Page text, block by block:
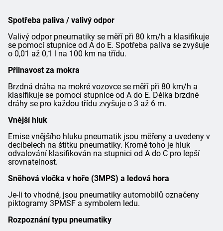
Spotřeba paliva / valivý odpor
Valivý odpor pneumatiky se měří při 80 km/h a klasifikuje
se pomocí stupnice od A do E. Spotřeba paliva se zvyšuje
o 0,01 až 0,1 l na 100 km na třídu.
Přilnavost za mokra
Brzdná dráha na mokré vozovce se měří při 80 km/h a
klasifikuje se pomocí stupnice od A do E. Délka brzdné
dráhy se pro každou třídu zvyšuje o 3 až 6 m.
Vnější hluk
Emise vnějšího hluku pneumatik jsou měřeny a uvedeny v
decibelech na štítku pneumatiky. Kromě toho je hluk
odvalování klasifikován na stupnici od A do C pro lepší
srovnatelnost.
Sněhová vločka v hoře (3MPS) a ledová hora
Je-li to vhodné, jsou pneumatiky automobilů označeny
piktogramy 3PMSF a symbolem ledu.
Rozpoznání typu pneumatiky